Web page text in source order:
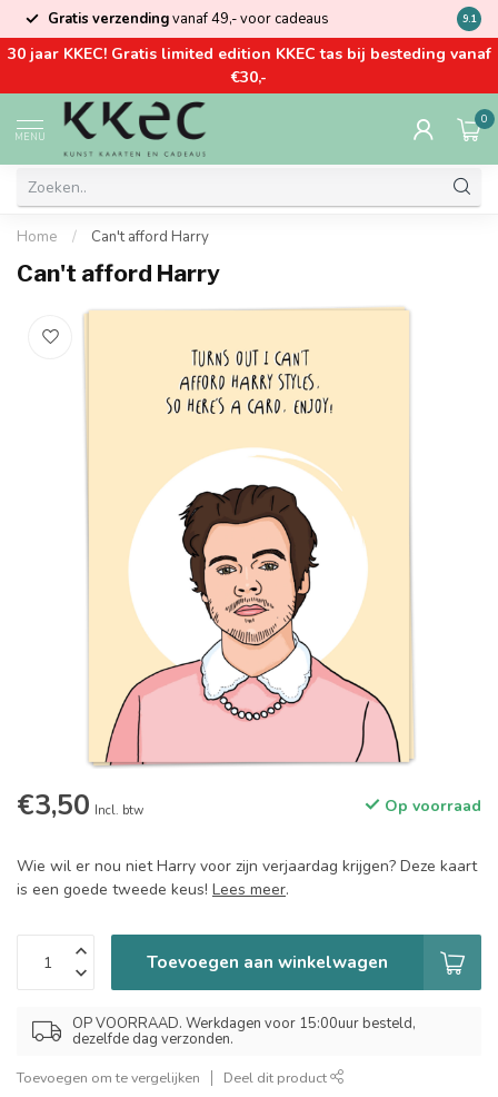
Gratis verzendingvanaf 49,- voor cadeaus Kom
9.1
30 jaar KKEC! Gratis limited edition KKEC tas bij besteding vanaf
€30,-
MENU
0
Home / Can't afford Harry
Can't afford Harry
€3,50 Incl. btw Op voorraad
Wie wil er nou niet Harry voor zijn verjaardag krijgen? Deze kaart
is een goede tweede keus! Lees meer.
Toevoegen aan winkelwagen
OP VOORRAAD. Werkdagen voor 15:00uur besteld,
dezelfde dag verzonden.
Toevoegen om te vergelijken Deel dit product